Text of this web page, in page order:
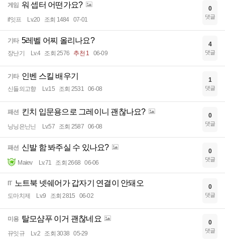
게임 워 셉터 어떤가요?
if잇프 Lv.20 조회 1484 07-01
0
댓글
기타 5레벨 어찌 올리나요?
장난기 Lv.4 조회 2576 추천 1 06-09
4
댓글
기타 인벤 스킬 배우기
신들의고향 Lv.15 조회 2531 06-08
1
댓글
패션 킨치 입문용으로 그레이니 괜찮나요?
닝닝은닌닌 Lv.57 조회 2587 06-08
0
댓글
패션 신발 함 봐주실 수 있나요?
Maiev Lv.71 조회 2668 06-06
0
댓글
IT 노트북 넷쉐어가 갑자기 연결이 안돼오
도마치제 Lv.9 조회 2815 06-02
0
댓글
미용 탈모샴푸 이거 괜찮네요
뀨잇규 Lv.2 조회 3038 05-29
0
댓글